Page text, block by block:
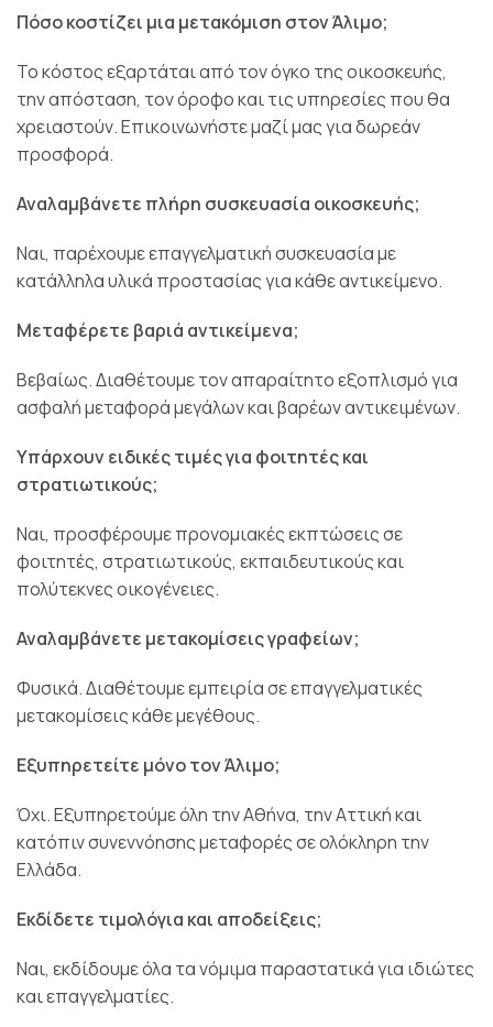
Πόσο κοστίζει μια μετακόμιση στον Άλιμο;
Το κόστος εξαρτάται από τον όγκο της οικοσκευής,
την απόσταση, τον όροφο και τις υπηρεσίες που θα
χρειαστούν. Επικοινωνήστε μαζί μας για δωρεάν
προσφορά.
Αναλαμβάνετε πλήρη συσκευασία οικοσκευής;
Ναι, παρέχουμε επαγγελματική συσκευασία με
κατάλληλα υλικά προστασίας για κάθε αντικείμενο.
Μεταφέρετε βαριά αντικείμενα;
Βεβαίως. Διαθέτουμε τον απαραίτητο εξοπλισμό για
ασφαλή μεταφορά μεγάλων και βαρέων αντικειμένων.
Υπάρχουν ειδικές τιμές για φοιτητές και
στρατιωτικούς;
Ναι, προσφέρουμε προνομιακές εκπτώσεις σε
φοιτητές, στρατιωτικούς, εκπαιδευτικούς και
πολύτεκνες οικογένειες.
Αναλαμβάνετε μετακομίσεις γραφείων;
Φυσικά. Διαθέτουμε εμπειρία σε επαγγελματικές
μετακομίσεις κάθε μεγέθους.
Εξυπηρετείτε μόνο τον Άλιμο;
Όχι. Εξυπηρετούμε όλη την Αθήνα, την Αττική και
κατόπιν συνεννόησης μεταφορές σε ολόκληρη την
Ελλάδα.
Εκδίδετε τιμολόγια και αποδείξεις;
Ναι, εκδίδουμε όλα τα νόμιμα παραστατικά για ιδιώτες
και επαγγελματίες.